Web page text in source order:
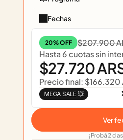
Fechas
20% OFF
$207.900
Hasta 6 cuotas sin
$27.720
Precio final: $166.320
MEGA SALE 💥
Ver
¡Probá 2